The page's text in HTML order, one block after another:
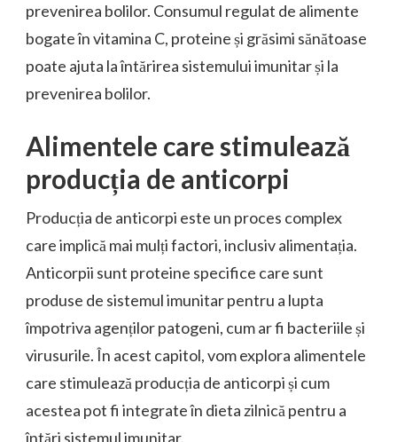
prevenirea bolilor. Consumul regulat de alimente
bogate în vitamina C, proteine și grăsimi sănătoase
poate ajuta la întărirea sistemului imunitar și la
prevenirea bolilor.
Alimentele care stimulează
producția de anticorpi
Producția de anticorpi este un proces complex
care implică mai mulți factori, inclusiv alimentația.
Anticorpii sunt proteine specifice care sunt
produse de sistemul imunitar pentru a lupta
împotriva agenților patogeni, cum ar fi bacteriile și
virusurile. În acest capitol, vom explora alimentele
care stimulează producția de anticorpi și cum
acestea pot fi integrate în dieta zilnică pentru a
întări sistemul imunitar.